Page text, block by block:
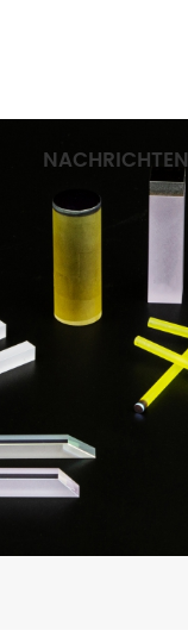
NACHRICHTEN